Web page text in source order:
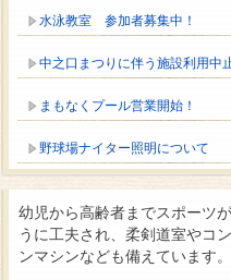
水泳教室 参加者募集中！
中之口まつりに伴う施設利用中
まもなくプール営業開始！
野球場ナイター照明について
幼児から高齢者までスポーツ
うに工夫され、柔剣道室やコ
ンマシンなども備えています。